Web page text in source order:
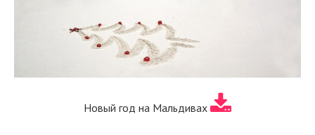
Новый год на Мальдивах